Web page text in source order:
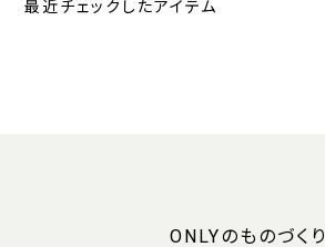
最近チェックしたアイテム
ONLYのものづくり